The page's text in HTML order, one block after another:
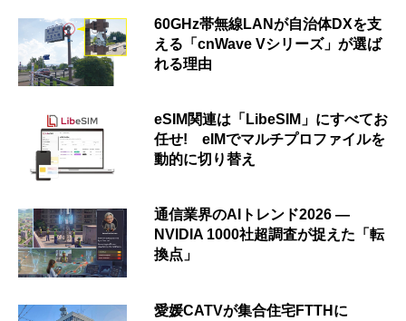
60GHz帯無線LANが自治体DXを支
える「cnWave Vシリーズ」が選ば
れる理由
eSIM関連は「LibeSIM」にすべてお
任せ! eIMでマルチプロファイルを
動的に切り替え
通信業界のAIトレンド2026 ―
NVIDIA 1000社超調査が捉えた「転
換点」
愛媛CATVが集合住宅FTTHに